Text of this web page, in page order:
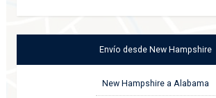
Envío desde New Hampshire
New Hampshire a Alabama